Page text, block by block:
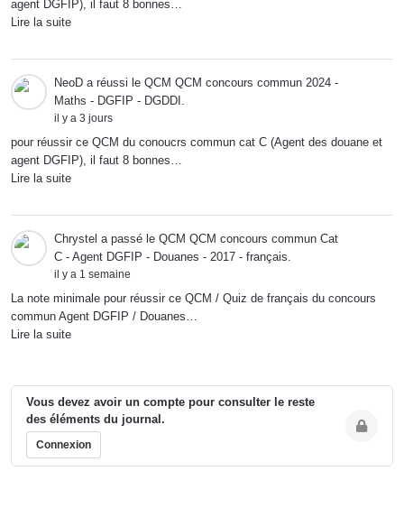
agent DGFIP), il faut 8 bonnes…
Lire la suite
NeoD a réussi le QCM QCM concours commun 2024 -
Maths - DGFIP - DGDDI .
il y a 3 jours
pour réussir ce QCM du conoucrs commun cat C (Agent des douane et
agent DGFIP), il faut 8 bonnes…
Lire la suite
Chrystel a passé le QCM QCM concours commun Cat
C - Agent DGFIP - Douanes - 2017 - français.
il y a 1 semaine
La note minimale pour réussir ce QCM / Quiz de français du concours
commun Agent DGFIP / Douanes…
Lire la suite
Vous devez avoir un compte pour consulter le reste
des éléments du journal.
Connexion